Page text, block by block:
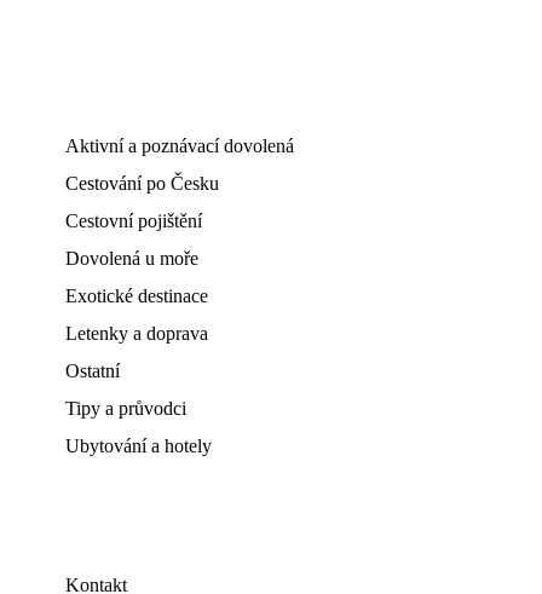
Aktivní a poznávací dovolená
Cestování po Česku
Cestovní pojištění
Dovolená u moře
Exotické destinace
Letenky a doprava
Ostatní
Tipy a průvodci
Ubytování a hotely
Kontakt